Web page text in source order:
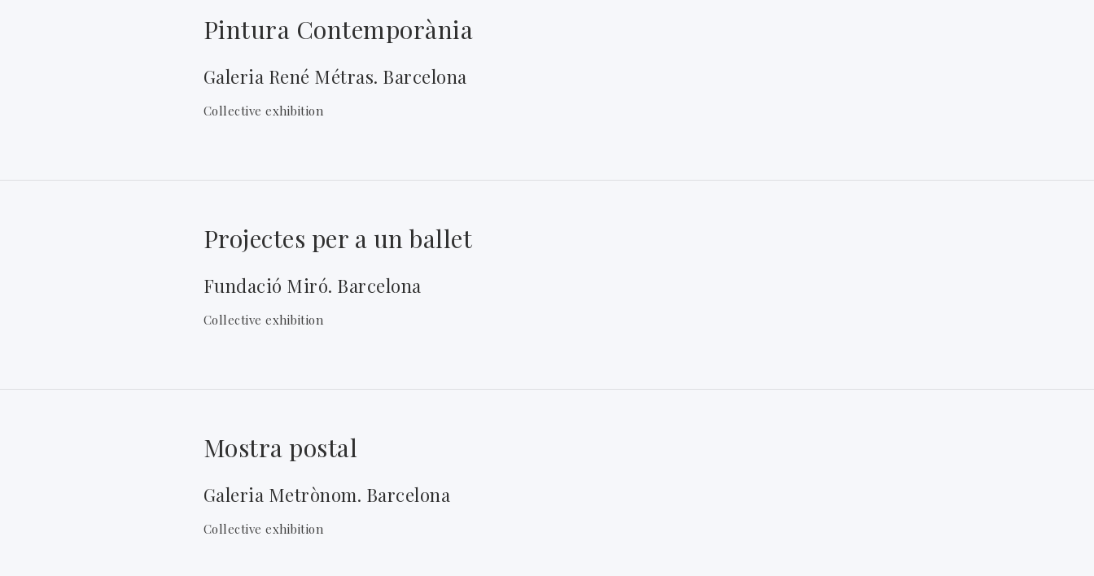
Pintura Contemporània
Galeria René Métras. Barcelona
Collective exhibition
Projectes per a un ballet
Fundació Miró. Barcelona
Collective exhibition
Mostra postal
Galeria Metrònom. Barcelona
Collective exhibition